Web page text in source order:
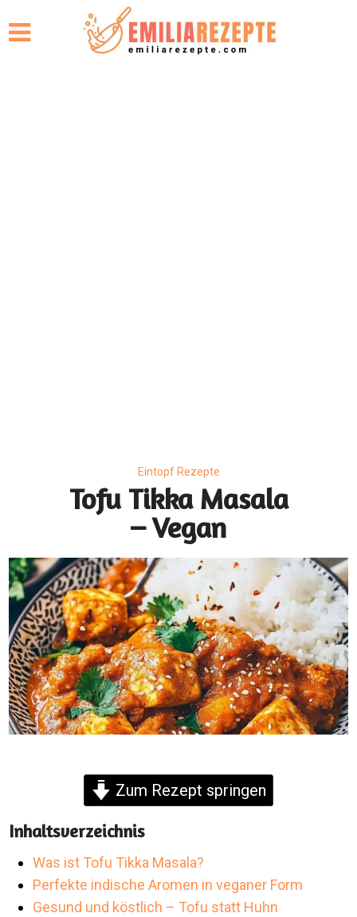
Eintopf Rezepte
Tofu Tikka Masala
– Vegan
Zum Rezept springen
Inhaltsverzeichnis
Was ist Tofu Tikka Masala?
Perfekte indische Aromen in veganer Form
Gesund und köstlich – Tofu statt Huhn